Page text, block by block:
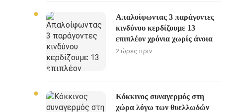
Απαλοίφωντας 3 παράγοντες
κινδύνου κερδίζουμε 13
επιπλέον χρόνια χωρίς άνοια
2 ώρες πριν
Κόκκινος συναγερμός στη
χώρα λόγω των θυελλωδών